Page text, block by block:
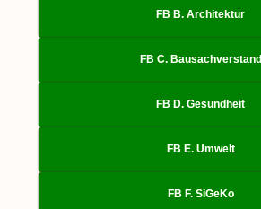
FB B. Architektur
FB C. Bausachverstand
FB D. Gesundheit
FB E. Umwelt
FB F. SiGeKo